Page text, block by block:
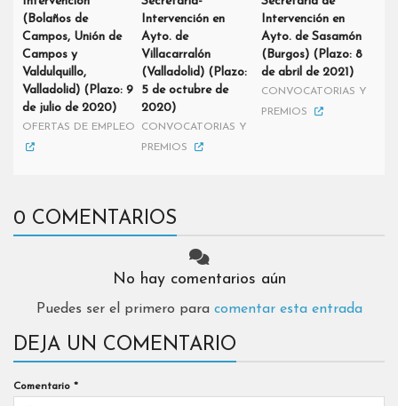
(Bolaños de
Campos, Unión de
Campos y
Valdulquillo,
Valladolid) (Plazo: 9
de julio de 2020)
OFERTAS DE EMPLEO
Intervención en
Ayto. de
Villacarralón
(Valladolid) (Plazo:
5 de octubre de
2020)
CONVOCATORIAS Y
PREMIOS
Intervención en
Ayto. de Sasamón
(Burgos) (Plazo: 8
de abril de 2021)
CONVOCATORIAS Y
PREMIOS
0 COMENTARIOS
No hay comentarios aún
Puedes ser el primero para comentar esta entrada
DEJA UN COMENTARIO
Comentario *